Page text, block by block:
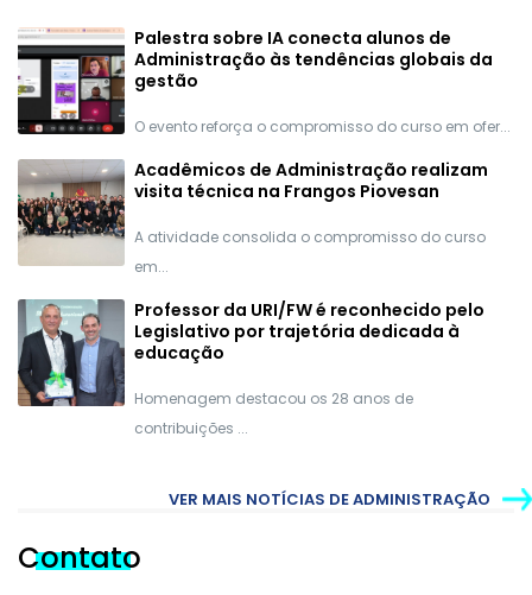
Palestra sobre IA conecta alunos de
Administração às tendências globais da
gestão
O evento reforça o compromisso do curso em ofer...
Acadêmicos de Administração realizam
visita técnica na Frangos Piovesan
A atividade consolida o compromisso do curso
em...
Professor da URI/FW é reconhecido pelo
Legislativo por trajetória dedicada à
educação
Homenagem destacou os 28 anos de
contribuições ...
VER MAIS NOTÍCIAS DE ADMINISTRAÇÃO
Contato